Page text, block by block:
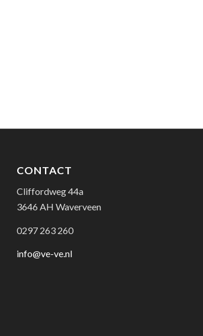
CONTACT
Cliffordweg 44a
3646 AH Waverveen
0297 263 260
info@ve-ve.nl